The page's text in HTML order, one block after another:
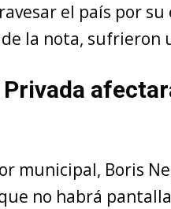
el país por su
la nota, sufrieron
municipal, Boris
no habrá